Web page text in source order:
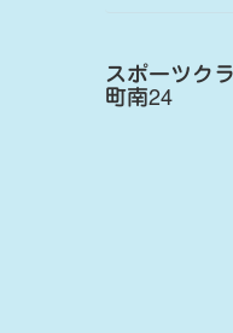
スポーツク
町南24